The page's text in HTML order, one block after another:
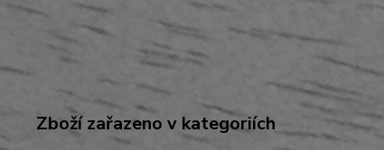
Zboží zařazeno v kategoriích